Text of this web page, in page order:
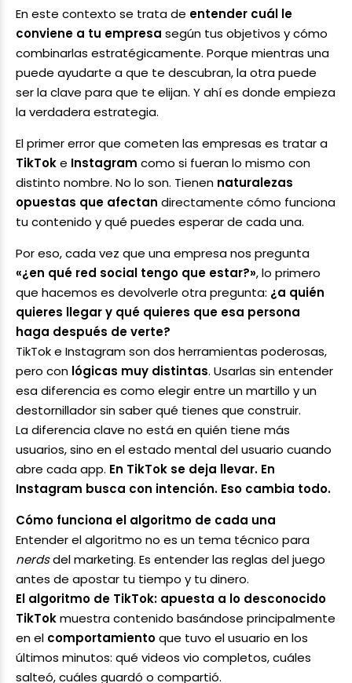
En este contexto se trata de entender cuál le
conviene a tu empresa según tus objetivos y cómo
combinarlas estratégicamente. Porque mientras una
puede ayudarte a que te descubran, la otra puede
ser la clave para que te elijan. Y ahí es donde empieza
la verdadera estrategia.
El primer error que cometen las empresas es tratar a
TikToke Instagram como si fueran lo mismo con
distinto nombre. No lo son. Tienen naturalezas
opuestas que afectan directamente cómo funciona
tu contenido y qué puedes esperar de cada una.
Por eso, cada vez que una empresa nos pregunta
«¿en qué red social tengo que estar?», lo primero
que hacemos es devolverle otra pregunta: ¿a quién
quieres llegar y qué quieres que esa persona
haga después de verte?
TikTok e Instagram son dos herramientas poderosas,
pero con lógicas muy distintas. Usarlas sin entender
esa diferencia es como elegir entre un martillo y un
destornillador sin saber qué tienes que construir.
La diferencia clave no está en quién tiene más
usuarios, sino en el estado mental del usuario cuando
abre cada app. En TikTok se deja llevar. En
Instagram busca con intención. Eso cambia todo.
Cómo funciona el algoritmo de cada una
Entender el algoritmo no es un tema técnico para
nerdsdel marketing. Es entender las reglas del juego
antes de apostar tu tiempo y tu dinero.
El algoritmo de TikTok: apuesta a lo desconocido
TikTokmuestra contenido basándose principalmente
en el comportamientoque tuvo el usuario en los
últimos minutos: qué videos vio completos, cuáles
salteó, cuáles guardó o compartió.